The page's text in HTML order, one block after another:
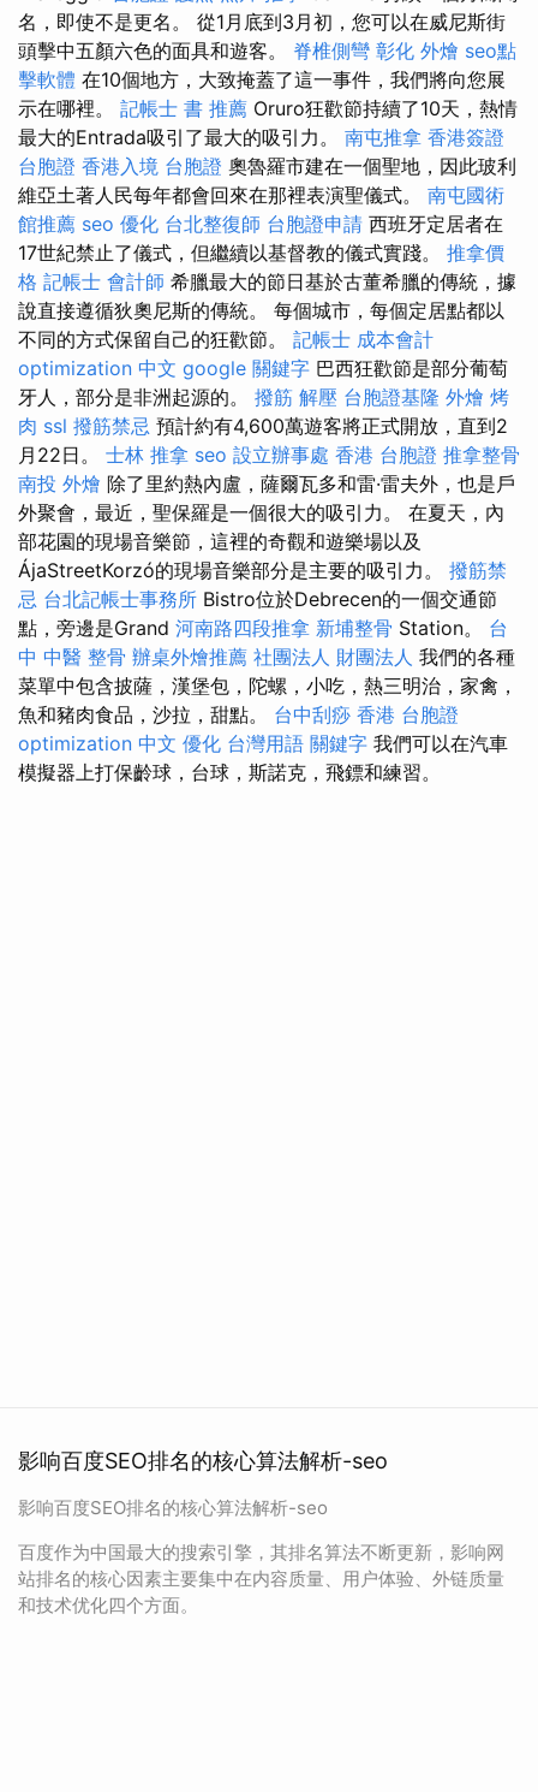
名，即使不是更名。 從1月底到3月初，您可以在威尼斯街
頭擊中五顏六色的面具和遊客。 脊椎側彎 彰化 外燴 seo點
擊軟體 在10個地方，大致掩蓋了這一事件，我們將向您展
示在哪裡。 記帳士 書 推薦 Oruro狂歡節持續了10天，熱情
最大的Entrada吸引了最大的吸引力。 南屯推拿 香港簽證
台胞證 香港入境 台胞證 奧魯羅市建在一個聖地，因此玻利
維亞土著人民每年都會回來在那裡表演聖儀式。 南屯國術
館推薦 seo 優化 台北整復師 台胞證申請 西班牙定居者在
17世紀禁止了儀式，但繼續以基督教的儀式實踐。 推拿價
格 記帳士 會計師 希臘最大的節日基於古董希臘的傳統，據
說直接遵循狄奧尼斯的傳統。 每個城市，每個定居點都以
不同的方式保留自己的狂歡節。 記帳士 成本會計
optimization 中文 google 關鍵字 巴西狂歡節是部分葡萄
牙人，部分是非洲起源的。 撥筋 解壓 台胞證基隆 外燴 烤
肉 ssl 撥筋禁忌 預計約有4,600萬遊客將正式開放，直到2
月22日。 士林 推拿 seo 設立辦事處 香港 台胞證 推拿整骨
南投 外燴 除了里約熱內盧，薩爾瓦多和雷·雷夫外，也是戶
外聚會，最近，聖保羅是一個很大的吸引力。 在夏天，內
部花園的現場音樂節，這裡的奇觀和遊樂場以及
ÁjaStreetKorzó的現場音樂部分是主要的吸引力。 撥筋禁
忌 台北記帳士事務所 Bistro位於Debrecen的一個交通節
點，旁邊是Grand 河南路四段推拿 新埔整骨 Station。 台
中 中醫 整骨 辦桌外燴推薦 社團法人 財團法人 我們的各種
菜單中包含披薩，漢堡包，陀螺，小吃，熱三明治，家禽，
魚和豬肉食品，沙拉，甜點。 台中刮痧 香港 台胞證
optimization 中文 優化 台灣用語 關鍵字 我們可以在汽車
模擬器上打保齡球，台球，斯諾克，飛鏢和練習。
影响百度SEO排名的核心算法解析-seo
影响百度SEO排名的核心算法解析-seo
百度作为中国最大的搜索引擎，其排名算法不断更新，影响网
站排名的核心因素主要集中在内容质量、用户体验、外链质量
和技术优化四个方面。